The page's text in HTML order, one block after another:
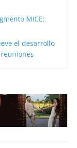
MICE:
el desarrollo